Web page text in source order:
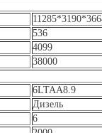
536
4099
38000
6LTAA8.9
Дизель
6